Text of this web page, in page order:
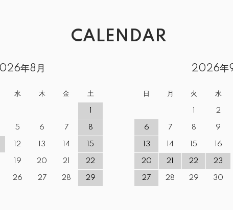
CALENDAR
年8月
水 木 金 土
5 6 7 8
12 13 14 15
19 20 21 22
26 27 28 29
2026年
日 月 火 水
2
6 7 8 9
13 14 15 16
20 21 22 23
27 28 29 30